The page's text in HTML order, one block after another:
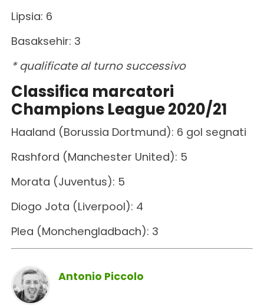
Lipsia: 6
Basaksehir: 3
* qualificate al turno successivo
Classifica marcatori
Champions League 2020/21
Haaland (Borussia Dortmund): 6 gol segnati
Rashford (Manchester United): 5
Morata (Juventus): 5
Diogo Jota (Liverpool): 4
Plea (Monchengladbach): 3
Antonio Piccolo